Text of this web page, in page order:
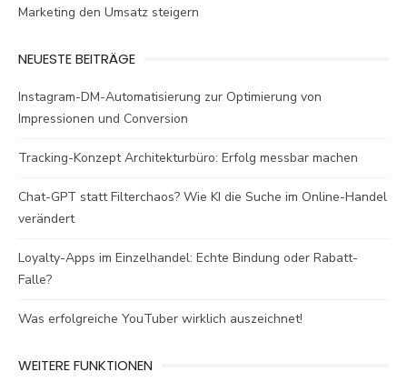
Marketing den Umsatz steigern
NEUESTE BEITRÄGE
Instagram-DM-Automatisierung zur Optimierung von
Impressionen und Conversion
Tracking-Konzept Architekturbüro: Erfolg messbar machen
Chat-GPT statt Filterchaos? Wie KI die Suche im Online-Handel
verändert
Loyalty-Apps im Einzelhandel: Echte Bindung oder Rabatt-
Falle?
Was erfolgreiche YouTuber wirklich auszeichnet!
WEITERE FUNKTIONEN